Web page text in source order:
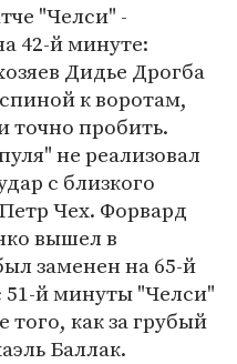
"Челси" -
42-й минуте:
Дидье Дрогба
к воротам,
точно пробить.
не реализовал
с близкого
Чех. Форвард
вышел в
заменен на 65-й
й минуты "Челси"
того, как за грубый
Баллак.